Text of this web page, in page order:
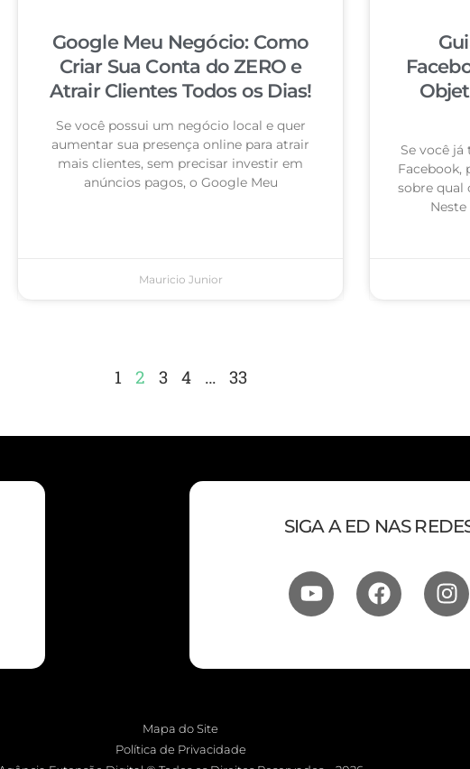
Google Meu Negócio: Como
Criar Sua Conta do ZERO e
Atrair Clientes Todos os Dias!
Se você possui um negócio local e quer
aumentar sua presença online para atrair
mais clientes, sem precisar investir em
anúncios pagos, o Google Meu
Mauricio Junior
Se você
Facebook,
sobre qual
1 2 3 4 … 33
SIGA A ED NAS
Mapa do Site
Política de Privacidade